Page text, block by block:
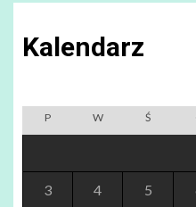
Kalendarz
P W Ś
3 4 5